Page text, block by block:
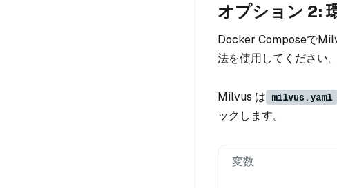
オプション 2:
Docker Composeで
法を使用してください。
Milvus は milvus.yaml
ックします。
変数